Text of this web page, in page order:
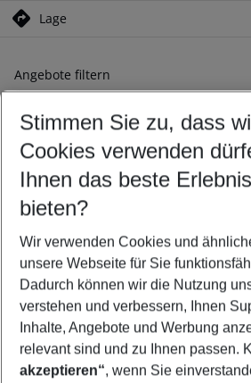
Lage
Angebote filtern
Ändern Sie Ihre Kriterien nach Ihren
Abflughafen wählen
Beliebiger Abflughafen
Reisezeitraum wählen
08.08.26– 06.08.27 5-8 Nächte
2 Erwachsene Keine Kinder
Mehr Filter
Stimmen Sie zu, dass
Cookies verwenden
Ihnen das beste
bieten?
Wir verwenden Cookies und
unsere Webseite für Sie
Dadurch können wir die Nutzung
verstehen und verbessern, Ihnen
Inhalte, Angebote und Werbung
relevant sind und zu Ihnen passen.
akzeptieren“, wenn Sie